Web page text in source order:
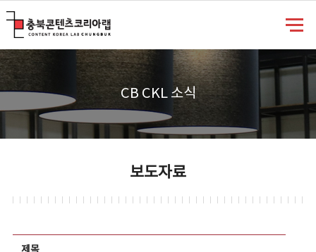
CB CKL 소식
보도자료